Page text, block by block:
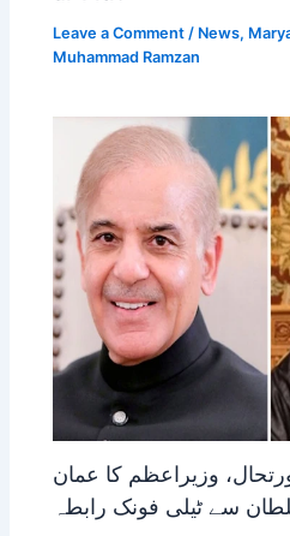
Leave a Comment / News,
Muhammad Ramzan
وزیراعظم کا عمان
سے ٹیلی فونک رابطہ